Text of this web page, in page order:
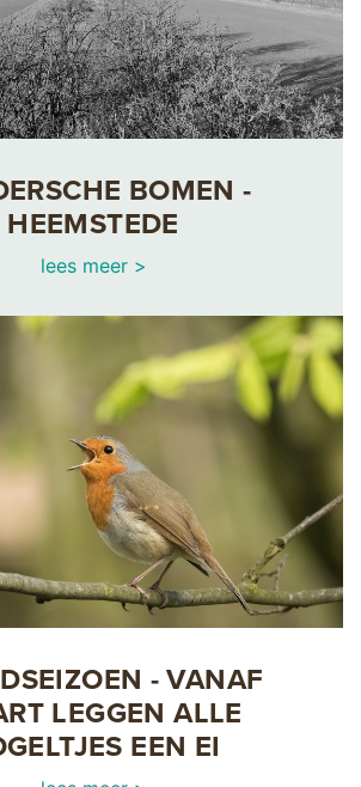
BOMEN -
HEEMSTEDE
lees meer >
- VANAF
LEGGEN ALLE
EEN EI